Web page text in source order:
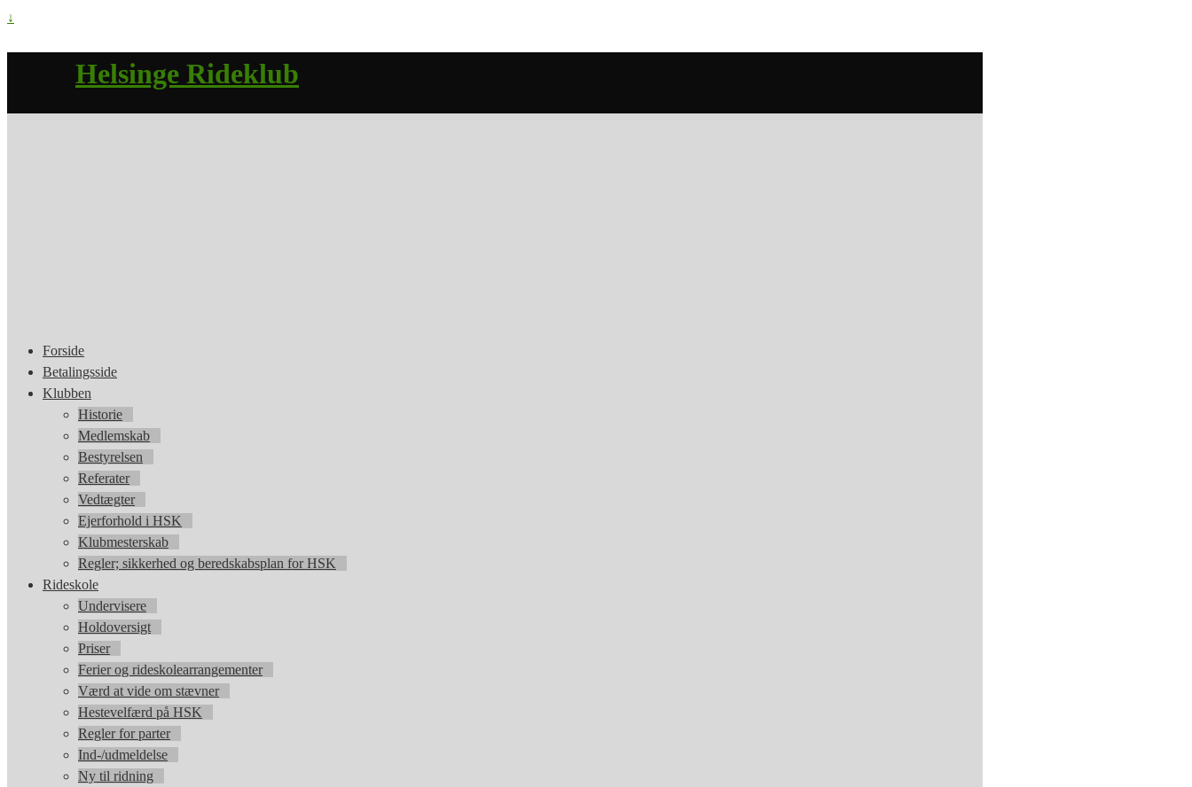
↓
Helsinge Rideklub
Forside
Betalingsside
Klubben
Historie
Medlemskab
Bestyrelsen
Referater
Vedtægter
Ejerforhold i HSK
Klubmesterskab
Regler; sikkerhed og beredskabsplan for HSK
Rideskole
Undervisere
Holdoversigt
Priser
Ferier og rideskolearrangementer
Værd at vide om stævner
Hestevelfærd på HSK
Regler for parter
Ind-/udmeldelse
Ny til ridning